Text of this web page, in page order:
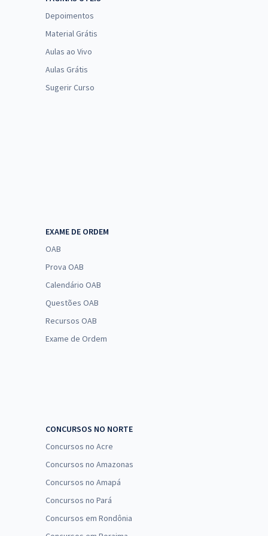
Depoimentos
Material Grátis
Aulas ao Vivo
Aulas Grátis
Sugerir Curso
EXAME DE ORDEM
OAB
Prova OAB
Calendário OAB
Questões OAB
Recursos OAB
Exame de Ordem
CONCURSOS NO NORTE
Concursos no Acre
Concursos no Amazonas
Concursos no Amapá
Concursos no Pará
Concursos em Rondônia